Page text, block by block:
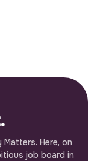
Here, on
job board in